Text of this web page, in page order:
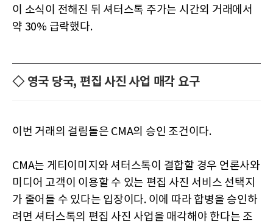
이 소식이 전해진 뒤 셔터스톡 주가는 시간외 거래에서
약 30% 급락했다.
◇ 영국 당국, 편집 사진 사업 매각 요구
이번 거래의 걸림돌은 CMA의 승인 조건이다.
CMA는 게티이미지와 셔터스톡이 결합할 경우 언론사와
미디어 고객이 이용할 수 있는 편집 사진 서비스 선택지
가 줄어들 수 있다는 입장이다. 이에 따라 합병을 승인하
려면 셔터스톡의 편집 사진 사업을 매각해야 한다는 조